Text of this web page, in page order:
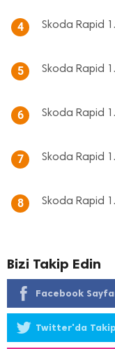
4 Skoda Rapid
5 Skoda Rapid
6 Skoda Rapid
7 Skoda Rapid
8 Skoda Rapid
Bizi Takip Edin
Facebook
Twitter'da